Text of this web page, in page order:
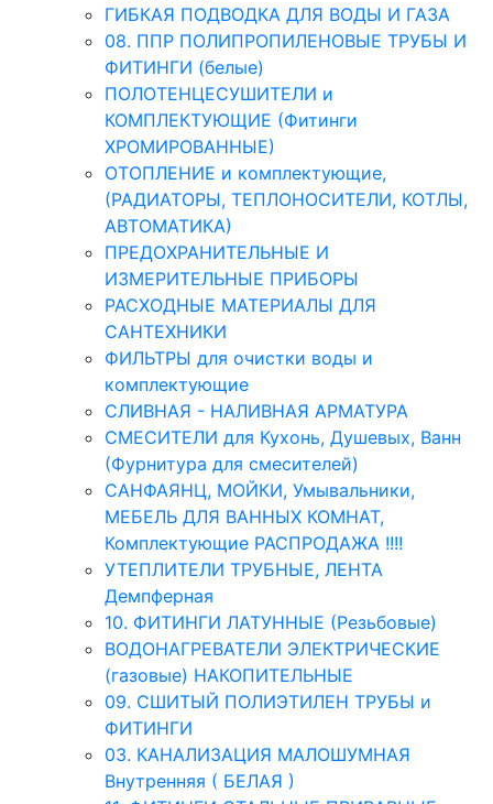
ГИБКАЯ ПОДВОДКА ДЛЯ ВОДЫ И ГАЗА
08. ППР ПОЛИПРОПИЛЕНОВЫЕ ТРУБЫ И
ФИТИНГИ (белые)
ПОЛОТЕНЦЕСУШИТЕЛИ и
КОМПЛЕКТУЮЩИЕ (Фитинги
ХРОМИРОВАННЫЕ)
ОТОПЛЕНИЕ и комплектующие,
(РАДИАТОРЫ, ТЕПЛОНОСИТЕЛИ, КОТЛЫ,
АВТОМАТИКА)
ПРЕДОХРАНИТЕЛЬНЫЕ И
ИЗМЕРИТЕЛЬНЫЕ ПРИБОРЫ
РАСХОДНЫЕ МАТЕРИАЛЫ ДЛЯ
САНТЕХНИКИ
ФИЛЬТРЫ для очистки воды и
комплектующие
СЛИВНАЯ - НАЛИВНАЯ АРМАТУРА
СМЕСИТЕЛИ для Кухонь, Душевых, Ванн
(Фурнитура для смесителей)
САНФАЯНЦ, МОЙКИ, Умывальники,
МЕБЕЛЬ ДЛЯ ВАННЫХ КОМНАТ,
Комплектующие РАСПРОДАЖА !!!!
УТЕПЛИТЕЛИ ТРУБНЫЕ, ЛЕНТА
Демпферная
10. ФИТИНГИ ЛАТУННЫЕ (Резьбовые)
ВОДОНАГРЕВАТЕЛИ ЭЛЕКТРИЧЕСКИЕ
(газовые) НАКОПИТЕЛЬНЫЕ
09. СШИТЫЙ ПОЛИЭТИЛЕН ТРУБЫ и
ФИТИНГИ
03. КАНАЛИЗАЦИЯ МАЛОШУМНАЯ
Внутренняя ( БЕЛАЯ )